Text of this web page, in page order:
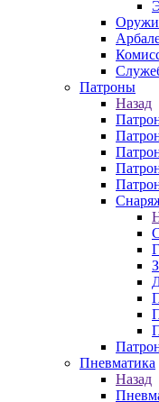
Патроны
Назад
Пневматика
Назад